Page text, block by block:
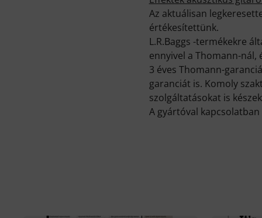
Az aktuálisan
értékesítettünk.
L.R.Baggs -termékekre
ennyivel a Thomann-
3 éves Thomann-
garanciát is. Komoly
szolgáltatásokat is
A gyártóval